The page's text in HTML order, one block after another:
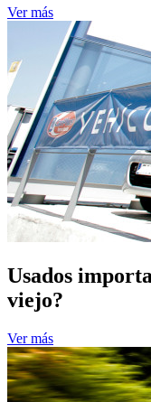
Ver más
Usados
viejo?
Ver más